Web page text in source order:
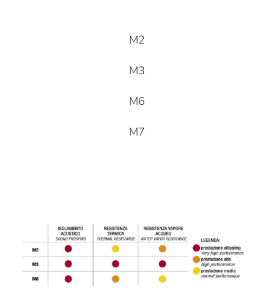
M2
M3
M6
M7